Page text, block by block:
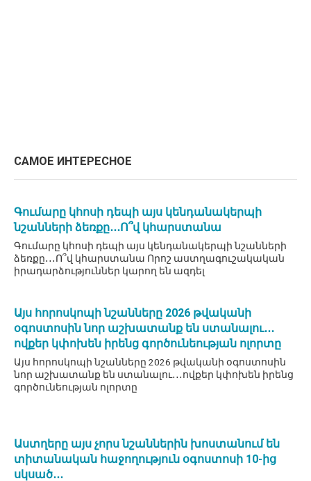
САМОЕ ИНТЕРЕСНОЕ
Գումարը կհոսի դեպի այս կենդանակերպի
նշանների ձեռքը․․․Ո՞վ կհարստանա
Գումարը կհոսի դեպի այս կենդանակերպի նշանների
ձեռքը․․․Ո՞վ կհարստանա Որոշ աստղագուշակական
իրադարձություններ կարող են ազդել
Այս հորոսկոպի նշանները 2026 թվականի
օգոստոսին նոր աշխատանք են ստանալու․․․
ովքեր կփոխեն իրենց գործունեության ոլորտը
Այս հորոսկոպի նշանները 2026 թվականի օգոստոսին
նոր աշխատանք են ստանալու․․․ովքեր կփոխեն իրենց
գործունեության ոլորտը
Աստղերը այս չորս նշաններին խոստանում են
տիտանական հաջողություն օգոստոսի 10-ից
սկսած․․․